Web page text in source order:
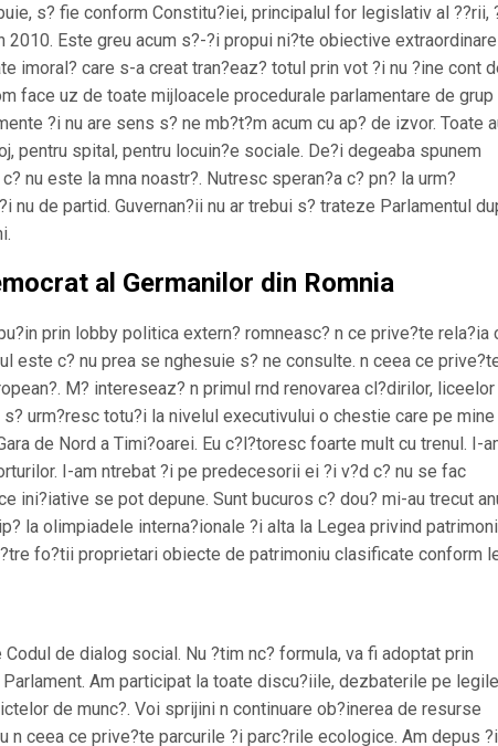
s? fie conform Constitu?iei, principalul for legislativ al ??rii,
2010. Este greu acum s?-?i propui ni?te obiective
imoral? care s-a creat tran?eaz? totul prin vot ?i nu ?ine cont
face uz de toate mijloacele procedurale parlamentare de grup
?i nu are sens s? ne mb?t?m acum cu ap? de izvor. Toate
pentru spital, pentru locuin?e sociale. De?i degeaba spunem
nu este la mna noastr?. Nutresc speran?a c? pn? la urm?
nu de partid. Guvernan?ii nu ar trebui s? trateze Parlamentul
al Germanilor din Romnia
prin lobby politica extern? romneasc? n ce prive?te rela?ia
este c? nu prea se nghesuie s? ne consulte. n ceea ce
M? intereseaz? n primul rnd renovarea cl?dirilor, liceelor
urm?resc totu?i la nivelul executivului o chestie care pe mine
de Nord a Timi?oarei. Eu c?l?toresc foarte mult cu trenul. I-
I-am ntrebat ?i pe predecesorii ei ?i v?d c? nu se fac
ini?iative se pot depune. Sunt bucuros c? dou? mi-au trecut
la olimpiadele interna?ionale ?i alta la Legea privind
fo?tii proprietari obiecte de patrimoniu clasificate conform
de dialog social. Nu ?tim nc? formula, va fi adoptat prin
Am participat la toate discu?iile, dezbaterile pe legile
de munc?. Voi sprijini n continuare ob?inerea de resurse
n ceea ce prive?te parcurile ?i parc?rile ecologice. Am depus